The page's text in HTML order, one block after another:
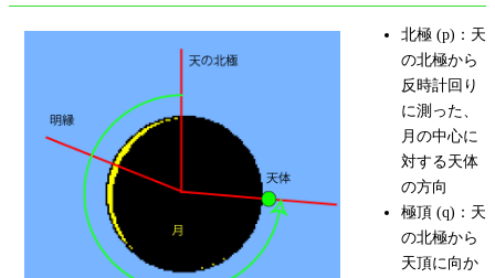
北極 (p)：天
の北極から
反時計回り
に測った、
月の中心に
対する天体
の方向
極頂 (q)：天
の北極から
天頂に向か